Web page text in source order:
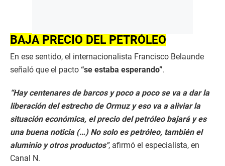
BAJA PRECIO DEL PETRÓLEO
En ese sentido, el internacionalista Francisco Belaunde
señaló que el pacto “se estaba esperando”.
“Hay centenares de barcos y poco a poco se va a dar la
liberación del estrecho de Ormuz y eso va a aliviar la
situación económica, el precio del petróleo bajará y es
una buena noticia (…) No solo es petróleo, también el
aluminio y otros productos", afirmó el especialista, en
Canal N.